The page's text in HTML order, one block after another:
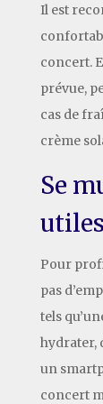
Il est
concert.
prévue,
cas de
crème
Se
utiles
Pour
pas
tels
hydrater,
un
concert